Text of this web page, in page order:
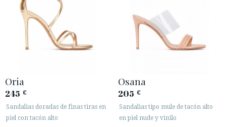
Oria
245 €
Sandalias doradas de finas tiras en
piel con tacón alto
Osana
205 €
Sandalias tipo mule de tacón alto
en piel nude y vinilo